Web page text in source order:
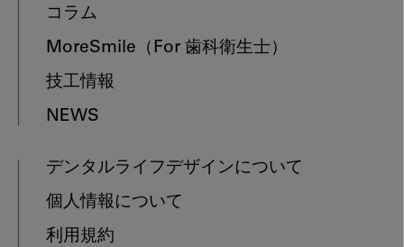
コラム
MoreSmile （For 歯科衛生士）
技工情報
NEWS
デンタルライフデザインについて
個人情報について
利用規約